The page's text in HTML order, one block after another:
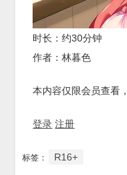
时长：约30分钟
作者：林暮色
本内容仅限会员查看
登录 注册
标签： R16+